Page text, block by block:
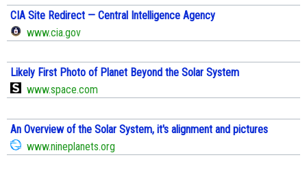
CIA Site Redirect — Central Intelligence Agency
www.cia.gov
Likely First Photo of Planet Beyond the Solar System
www.space.com
An Overview of the Solar System, it's alignment and pictures
www.nineplanets.org